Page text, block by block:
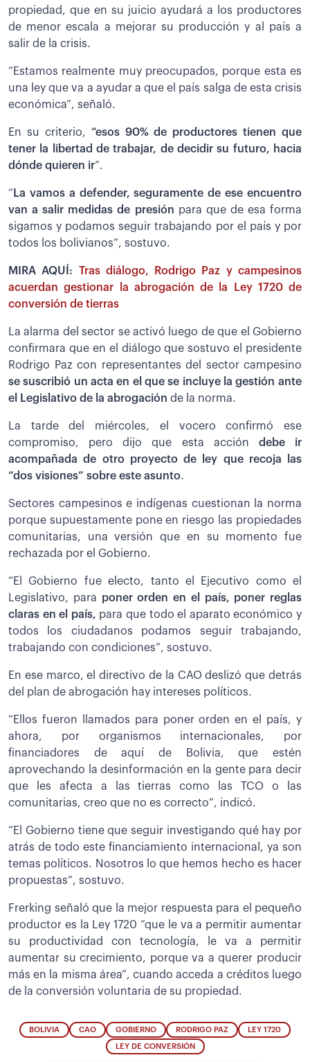
propiedad, que en su juicio ayudará a los productores
de menor escala a mejorar su producción y al país a
salir de la crisis.
“Estamos realmente muy preocupados, porque esta es
una ley que va a ayudar a que el país salga de esta crisis
económica”, señaló.
En su criterio, “esos 90% de productores tienen que
tener la libertad de trabajar, de decidir su futuro, hacia
dónde quieren ir”.
“ La vamos a defender, seguramente de ese encuentro
van a salir medidas de presión para que de esa forma
sigamos y podamos seguir trabajando por el país y por
todos los bolivianos”, sostuvo.
MIRA AQUÍ: Tras diálogo, Rodrigo Paz y campesinos
acuerdan gestionar la abrogación de la Ley 1720 de
conversión de tierras
La alarma del sector se activó luego de que el Gobierno
confirmara que en el diálogo que sostuvo el presidente
Rodrigo Paz con representantes del sector campesino
se suscribió un acta en el que se incluye la gestión ante
el Legislativo de la abrogación de la norma.
La tarde del miércoles, el vocero confirmó ese
compromiso, pero dijo que esta acción debe ir
acompañada de otro proyecto de ley que recoja las
“dos visiones” sobre este asunto.
Sectores campesinos e indígenas cuestionan la norma
porque supuestamente pone en riesgo las propiedades
comunitarias, una versión que en su momento fue
rechazada por el Gobierno.
“El Gobierno fue electo, tanto el Ejecutivo como el
Legislativo, para poner orden en el país, poner reglas
claras en el país, para que todo el aparato económico y
todos los ciudadanos podamos seguir trabajando,
trabajando con condiciones”, sostuvo.
En ese marco, el directivo de la CAO deslizó que detrás
del plan de abrogación hay intereses políticos.
“Ellos fueron llamados para poner orden en el país, y
ahora, por organismos internacionales, por
financiadores de aquí de Bolivia, que estén
aprovechando la desinformación en la gente para decir
que les afecta a las tierras como las TCO o las
comunitarias, creo que no es correcto”, indicó.
“El Gobierno tiene que seguir investigando qué hay por
atrás de todo este financiamiento internacional, ya son
temas políticos. Nosotros lo que hemos hecho es hacer
propuestas”, sostuvo.
Frerking señaló que la mejor respuesta para el pequeño
productor es la Ley 1720 “que le va a permitir aumentar
su productividad con tecnología, le va a permitir
aumentar su crecimiento, porque va a querer producir
más en la misma área”, cuando acceda a créditos luego
de la conversión voluntaria de su propiedad.
BOLIVIA CAO GOBIERNO RODRIGO PAZ LEY 1720
LEY DE CONVERSIÓN